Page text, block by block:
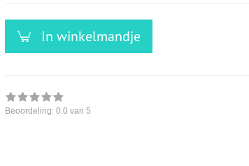
In winkelmandje
Beoordeling: 0.0 van 5